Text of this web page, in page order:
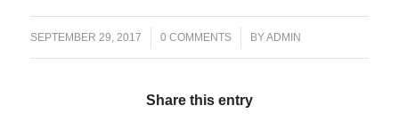
SEPTEMBER 29, 2017
/ 0 COMMENTS
/ BYADMIN
Share this entry